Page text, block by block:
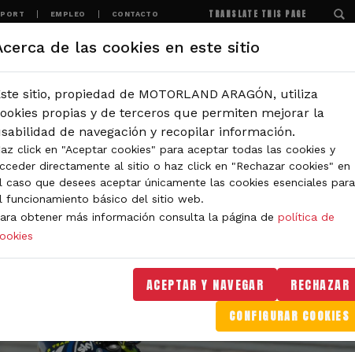
EMPLEO CONTACTO TRANSLATE THIS PAGE
de las cookies en este sitio
sitio, propiedad de MOTORLAND ARAGÓN, utiliza
propias y de terceros que permiten mejorar la
de navegación y recopilar información.
click en "Aceptar cookies" para aceptar todas las cookies y
directamente al sitio o haz click en "Rechazar cookies" en
caso que desees aceptar únicamente las cookies esenciales para
funcionamiento básico del sitio web.
obtener más información consulta la página de política de
ACEPTAR Y NAVEGAR RECHAZAR
CONFIGURAR COOKIES